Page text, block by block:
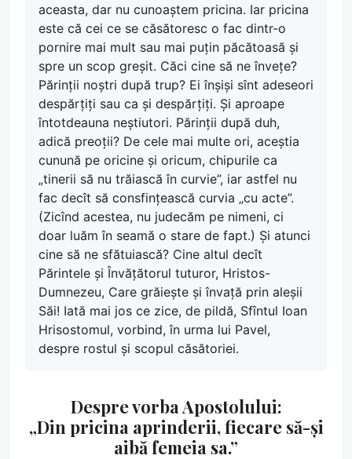
aceasta, dar nu cunoaștem pricina. Iar pricina
este că cei ce se căsătoresc o fac dintr-o
pornire mai mult sau mai puțin păcătoasă și
spre un scop greșit. Căci cine să ne învețe?
Părinții noștri după trup? Ei înșiși sînt adeseori
despărțiți sau ca și despărțiți. Și aproape
întotdeauna neștiutori. Părinții după duh,
adică preoții? De cele mai multe ori, aceștia
cunună pe oricine și oricum, chipurile ca
„tinerii să nu trăiască în curvie”, iar astfel nu
fac decît să consfințească curvia „cu acte”.
(Zicînd acestea, nu judecăm pe nimeni, ci
doar luăm în seamă o stare de fapt.) Și atunci
cine să ne sfătuiască? Cine altul decît
Părintele și Învățătorul tuturor, Hristos-
Dumnezeu, Care grăiește și învață prin aleșii
Săi! Iată mai jos ce zice, de pildă, Sfîntul Ioan
Hrisostomul, vorbind, în urma lui Pavel,
despre rostul și scopul căsătoriei.
Despre vorba Apostolului:
„Din pricina aprinderii, fiecare să-și
aibă femeia sa.”